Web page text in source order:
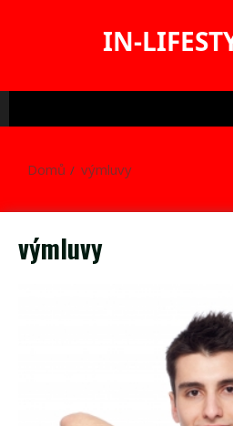
IN-
Domů výmluvy
výmluvy